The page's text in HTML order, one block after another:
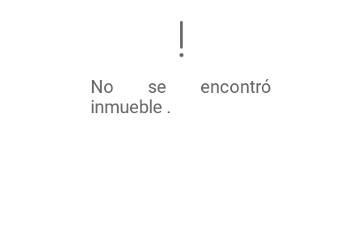
No se encontró
inmueble .